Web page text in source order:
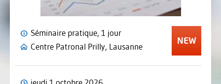
Séminaire pratique, 1 jour
Centre Patronal Prilly, Lausanne